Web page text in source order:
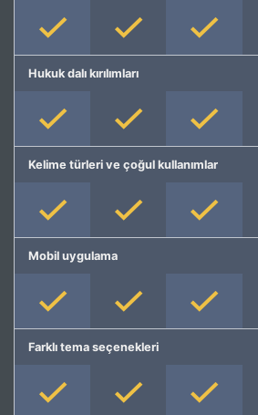
Hukuk dalı kırılımları
Kelime türleri ve çoğul kullanımlar
Mobil uygulama
Farklı tema seçenekleri